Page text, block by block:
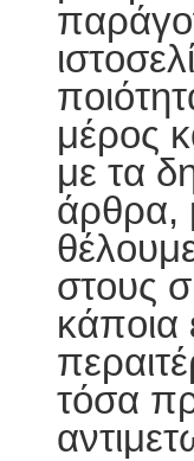
μέρος
με τα
άρθρα,
στους
κάποια
τόσα